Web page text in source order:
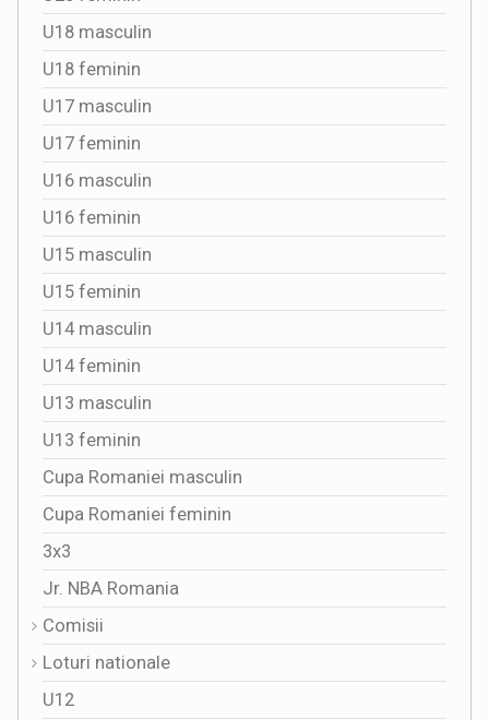
U18 masculin
U18 feminin
U17 masculin
U17 feminin
U16 masculin
U16 feminin
U15 masculin
U15 feminin
U14 masculin
U14 feminin
U13 masculin
U13 feminin
Cupa Romaniei masculin
Cupa Romaniei feminin
3x3
Jr. NBA Romania
Comisii
Loturi nationale
U12